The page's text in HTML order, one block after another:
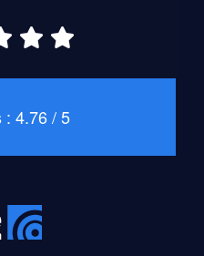
: 4.76 / 5